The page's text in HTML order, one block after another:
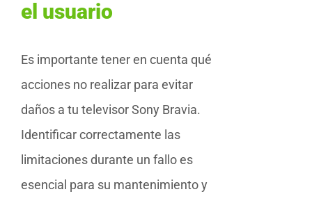
el usuario
Es importante tener en cuenta qué
acciones no realizar para evitar
daños a tu televisor Sony Bravia.
Identificar correctamente las
limitaciones durante un fallo es
esencial para su mantenimiento y